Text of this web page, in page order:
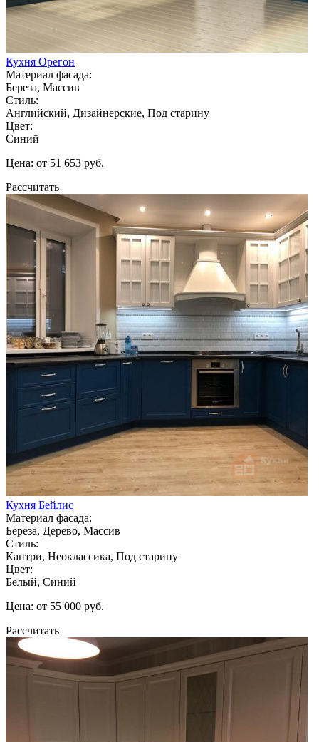
Кухня Орегон
Материал фасада:
Береза, Массив
Стиль:
Английский, Дизайнерские, Под старину
Цвет:
Синий
Цена: от 51 653 руб.
Рассчитать
Кухня Бейлис
Материал фасада:
Береза, Дерево, Массив
Стиль:
Кантри, Неоклассика, Под старину
Цвет:
Белый, Синий
Цена: от 55 000 руб.
Рассчитать